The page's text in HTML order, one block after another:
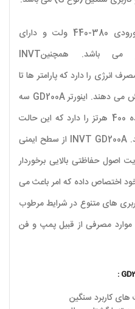
اینوت با ولتاژ ورودی 380-440 ولت و دارای
می باشد. همچنینINVT
انرژی را دارد که پارامتر ها تا
می دهند. اینورترGD200A سه
فاز توانایی تغییر سرعت در محدوده 400 هرتز را دارد که این حالت
INVT GD200A از سطح ایمنی
اصول حفاظتی بالایی برخوردار
اختصاص داده که امر باعث می
های متنوع در شرایط مرطوب
موارد مصرفی از قبیل پمپ و فن
های کاربرد سنگین